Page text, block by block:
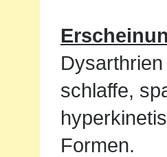
schlaffe,
Formen.